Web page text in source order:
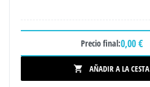
Precio final:0,00 €
 AÑADIR A LA CESTA